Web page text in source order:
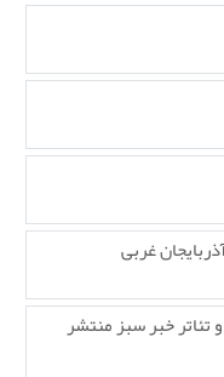
غربی
و تئاتر خبر سبز منتشر